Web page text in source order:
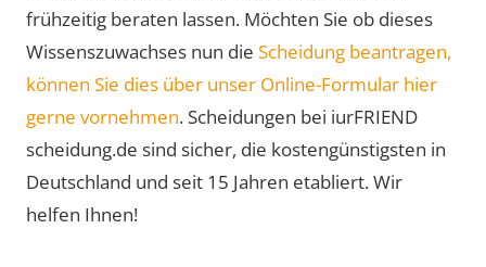
frühzeitig beraten lassen. Möchten Sie ob dieses
Wissenszuwachses nun die Scheidung beantragen,
können Sie dies über unser Online-Formular hier
gerne vornehmen. Scheidungen bei iurFRIEND
scheidung.de sind sicher, die kostengünstigsten in
Deutschland und seit 15 Jahren etabliert. Wir
helfen Ihnen!